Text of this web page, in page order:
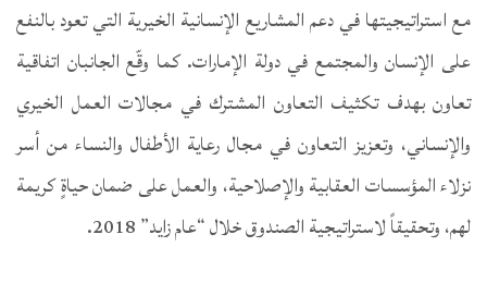
مع استراتيجيتها في دعم المشاريع الإنسانية الخيرية التي تعود بالنفع
على الإنسان والمجتمع في دولة الإمارات. كما وقّع الجانبان اتفاقية
تعاون بهدف تكثيف التعاون المشترك في مجالات العمل الخيري
والإنساني، وتعزيز التعاون في مجال رعاية الأطفال والنساء من أسر
نزلاء المؤسسات العقابية والإصلاحية، والعمل على ضمان حياةٍ كريمة
لهم، وتحقيقاً لاستراتيجية الصندوق خلال “عام زايد” 2018.